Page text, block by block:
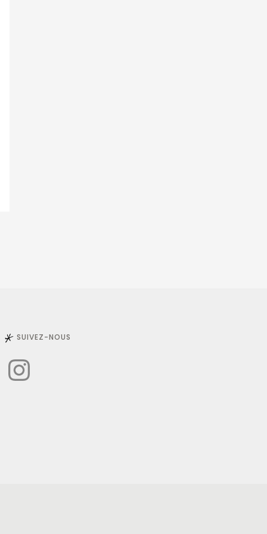
SUIVEZ-NOUS
Instagram